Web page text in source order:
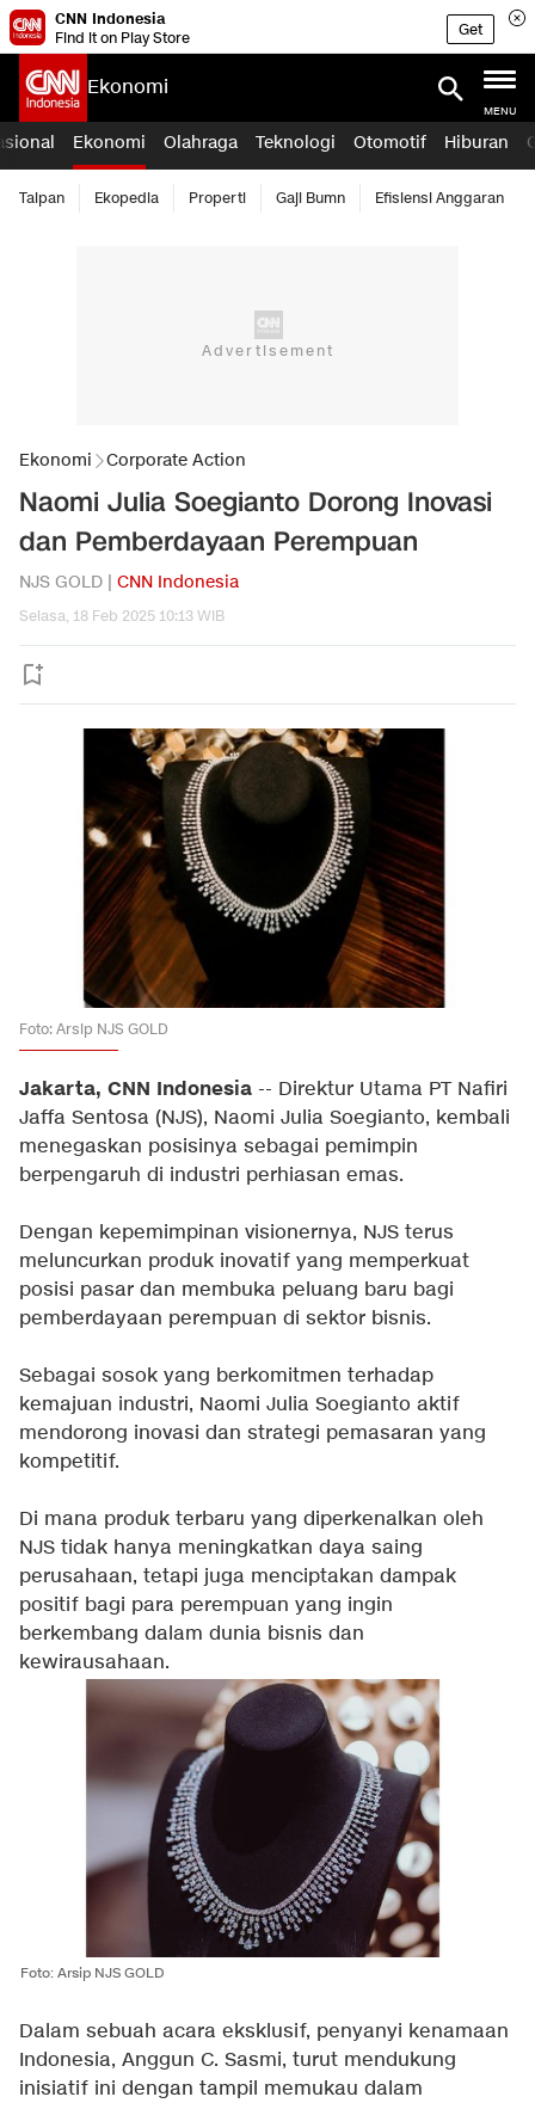
CNN Indonesia
Find it on Play Store
Get
Ekonomi
MENU
Ekonomi Olahraga Teknologi Otomotif Hiburan
Taipan Ekopedia Properti Gaji Bumn Efisiensi Anggaran
Ekonomi Corporate Action
Naomi Julia Soegianto Dorong Inovasi
dan Pemberdayaan Perempuan
NJS GOLD | CNN Indonesia
Selasa, 18 Feb 2025 10:13 WIB
Foto: Arsip NJS GOLD
Jakarta, CNN Indonesia -- Direktur Utama PT Nafiri
Jaffa Sentosa (NJS), Naomi Julia Soegianto, kembali
menegaskan posisinya sebagai pemimpin
berpengaruh di industri perhiasan emas.
Dengan kepemimpinan visionernya, NJS terus
meluncurkan produk inovatif yang memperkuat
posisi pasar dan membuka peluang baru bagi
pemberdayaan perempuan di sektor bisnis.
Sebagai sosok yang berkomitmen terhadap
kemajuan industri, Naomi Julia Soegianto aktif
mendorong inovasi dan strategi pemasaran yang
kompetitif.
Di mana produk terbaru yang diperkenalkan oleh
NJS tidak hanya meningkatkan daya saing
perusahaan, tetapi juga menciptakan dampak
positif bagi para perempuan yang ingin
berkembang dalam dunia bisnis dan
kewirausahaan.
Foto: Arsip NJS GOLD
Dalam sebuah acara eksklusif, penyanyi kenamaan
Indonesia, Anggun C. Sasmi, turut mendukung
inisiatif ini dengan tampil memukau dalam